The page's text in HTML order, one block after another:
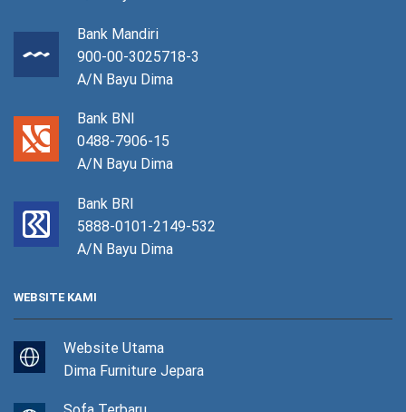
Bank Mandiri
900-00-3025718-3
A/N Bayu Dima
Bank BNI
0488-7906-15
A/N Bayu Dima
Bank BRI
5888-0101-2149-532
A/N Bayu Dima
WEBSITE KAMI
Website Utama
Dima Furniture Jepara